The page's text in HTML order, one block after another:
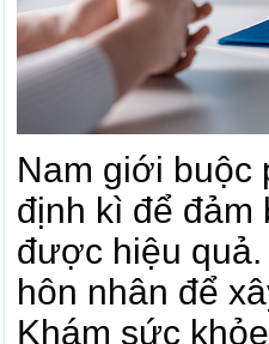
Nam giới buộc
định kì để
được hiệu
hôn nhân để
Khám sức